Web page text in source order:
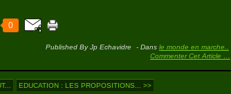
0
Published By Jp Echavidre - Dans le monde en marche..
Commenter Cet Article
EDUCATION : LES PROPOSITIONS... >>